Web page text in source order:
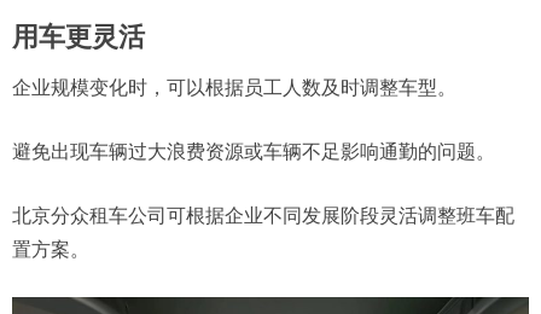
用车更灵活
企业规模变化时，可以根据员工人数及时调整车型。
避免出现车辆过大浪费资源或车辆不足影响通勤的问题。
北京分众租车公司可根据企业不同发展阶段灵活调整班车配
置方案。